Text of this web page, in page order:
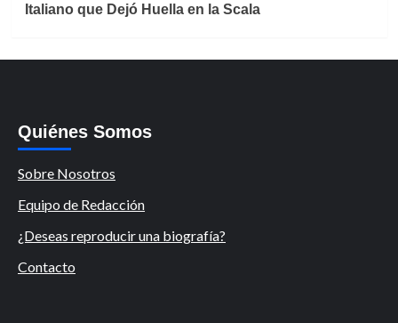
Italiano que Dejó Huella en la Scala
Quiénes Somos
Sobre Nosotros
Equipo de Redacción
¿Deseas reproducir una biografía?
Contacto